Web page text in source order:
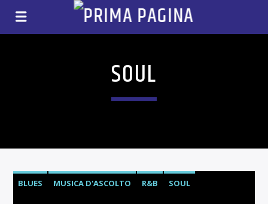
SOUL
BLUES MUSICA D'ASCOLTO R&B SOUL